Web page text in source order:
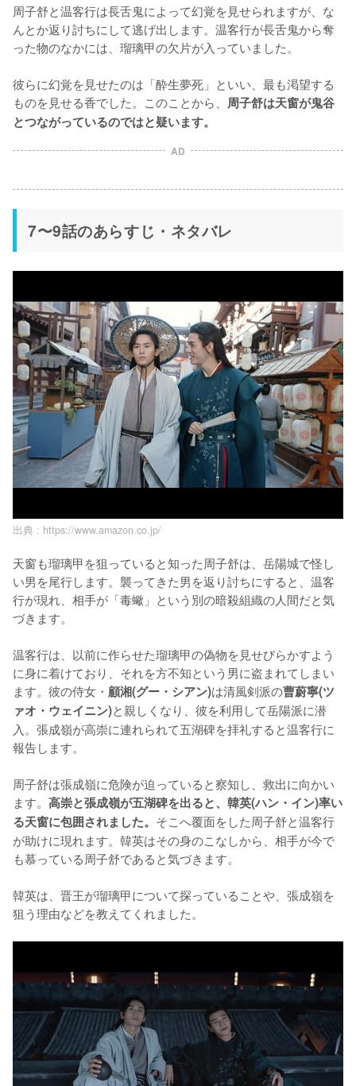
周子舒と温客行は長舌鬼によって幻覚を見せられますが、な
んとか返り討ちにして逃げ出します。温客行が長舌鬼から奪
った物のなかには、瑠璃甲の欠片が入っていました。
彼らに幻覚を見せたのは「酔生夢死」といい、最も渇望する
ものを見せる香でした。このことから、 周子舒は天窗が鬼谷
とつながっているのではと疑います。
AD
7〜9話のあらすじ・ネタバレ
出典 : https://www.amazon.co.jp/
天窗も瑠璃甲を狙っていると知った周子舒は、岳陽城で怪し
い男を尾行します。襲ってきた男を返り討ちにすると、温客
行が現れ、相手が「毒蠍」という別の暗殺組織の人間だと気
づきます。
温客行は、以前に作らせた瑠璃甲の偽物を見せびらかすよう
に身に着けており、それを方不知という男に盗まれてしまい
ます。彼の侍女・ 顧湘(グー・シアン)は清風剣派の曹蔚寧(ツ
ァオ・ウェイニン)と親しくなり、彼を利用して岳陽派に潜
入。張成嶺が高崇に連れられて五湖碑を拝礼すると温客行に
報告します。
周子舒は張成嶺に危険が迫っていると察知し、救出に向かい
ます。 高崇と張成嶺が五湖碑を出ると、韓英(ハン・イン)率い
る天窗に包囲されました。 そこへ覆面をした周子舒と温客行
が助けに現れます。韓英はその身のこなしから、相手が今で
も慕っている周子舒であると気づきます。
韓英は、晋王が瑠璃甲について探っていることや、張成嶺を
狙う理由などを教えてくれました。